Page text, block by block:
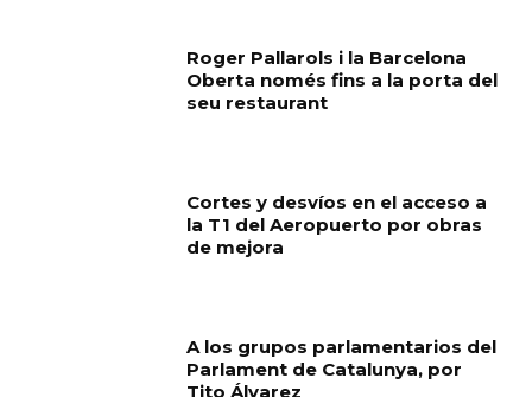
Roger Pallarols i la Barcelona
Oberta només fins a la porta del
seu restaurant
Cortes y desvíos en el acceso a
la T1 del Aeropuerto por obras
de mejora
A los grupos parlamentarios del
Parlament de Catalunya, por
Tito Álvarez